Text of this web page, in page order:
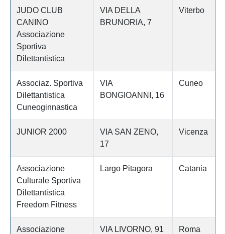
JUDO CLUB
CANINO
Associazione
Sportiva
Dilettantistica
VIA DELLA
BRUNORIA, 7
Viterbo
Associaz. Sportiva
Dilettantistica
Cuneoginnastica
VIA
BONGIOANNI, 16
Cuneo
JUNIOR 2000
VIA SAN ZENO,
17
Vicenza
Associazione
Culturale Sportiva
Dilettantistica
Freedom Fitness
Largo Pitagora Catania
Associazione
VIA LIVORNO, 91 Roma